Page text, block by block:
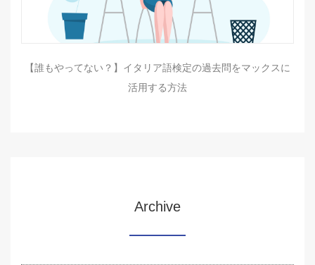
【誰もやってない？】イタリア語検定の過去問をマックスに
活用する方法
Archive